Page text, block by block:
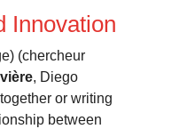
Innovation
(chercheur
, Diego
or writing
between